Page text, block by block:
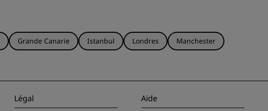
Grande Canarie Istanbul Londres
Manchester
Légal Aide